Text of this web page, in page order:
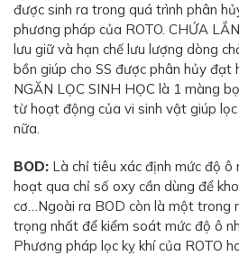
được sinh ra trong quá trình phân
phương pháp của ROTO. CHỨA
lưu giữ và hạn chế lưu lượng dòng
bồn giúp cho SS được phân hủy đạt
NGĂN LỌC SINH HỌC là 1 màng
từ hoạt động của vi sinh vật giúp
nữa.
BOD: Là chỉ tiêu xác định mức độ ô
hoạt qua chỉ số oxy cần dùng để
cơ…Ngoài ra BOD còn là một trong
trọng nhất để kiểm soát mức độ ô
Phương pháp lọc kỵ khí của ROTO